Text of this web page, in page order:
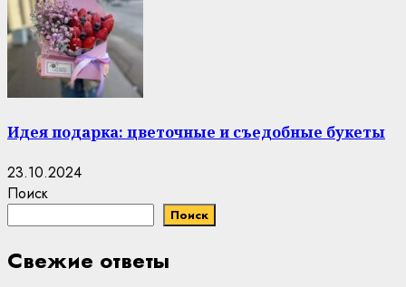
Идея подарка: цветочные и съедобные букеты
23.10.2024
Поиск
Поиск
Свежие ответы